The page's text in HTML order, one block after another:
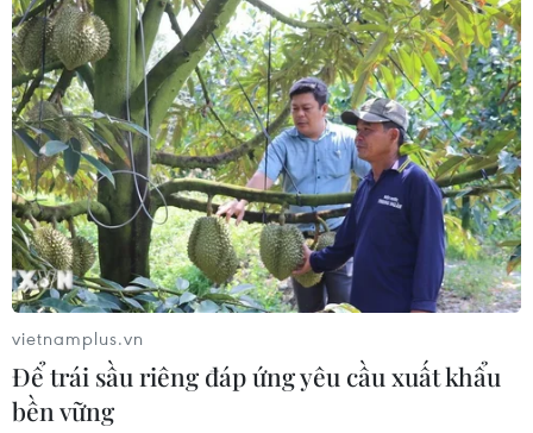
vietnamplus.vn
Để trái sầu riêng đáp ứng yêu cầu xuất khẩu
bền vững